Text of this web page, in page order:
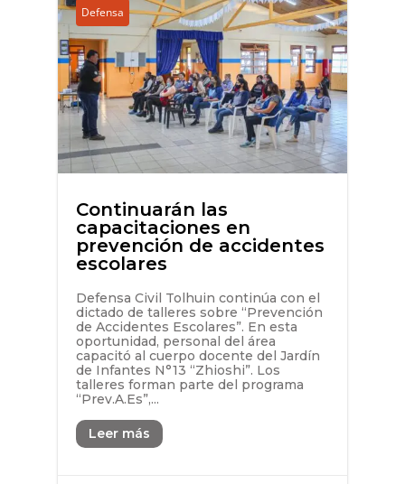
Defensa
Continuarán las
capacitaciones en
prevención de accidentes
escolares
Defensa Civil Tolhuin continúa con el
dictado de talleres sobre “Prevención
de Accidentes Escolares”. En esta
oportunidad, personal del área
capacitó al cuerpo docente del Jardín
de Infantes N°13 “Zhioshi”. Los
talleres forman parte del programa
“Prev.A.Es”,...
Leer más